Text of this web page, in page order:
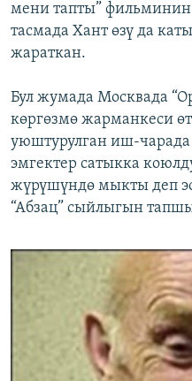
мени тапты” фильминин
тасмада Хант өзү да
жараткан.
Бул жумада Москвада
көргөзмө жарманкеси
уюштурулган иш-
эмгектер сатыкка
жүрүшүндө мыкты деп
“Абзац” сыйлыгын